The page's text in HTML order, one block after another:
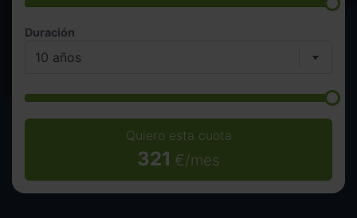
Duración
Quiero esta cuota
321 €/mes